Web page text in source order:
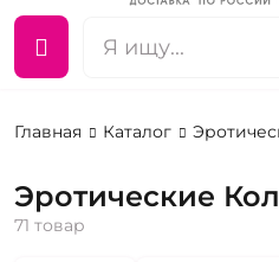
Главная Каталог
Эротические
71 товар